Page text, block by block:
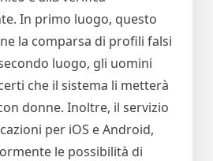
In primo luogo, questo
la comparsa di profili falsi
luogo, gli uomini
che il sistema li metterà
donne. Inoltre, il servizio
per iOS e Android,
le possibilità di